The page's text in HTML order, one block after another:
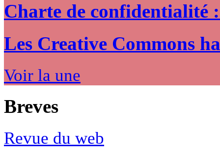
Charte de confidentialité
Les Creative Commons
Voir la une
Breves
Revue du web